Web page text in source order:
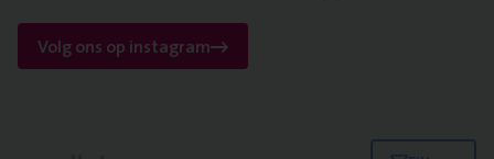
Volg ons op instagram